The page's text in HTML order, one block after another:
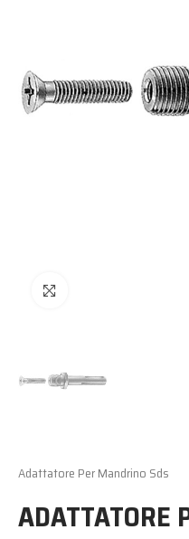
Adattatore Per Mandrino Sds
ADATTATORE